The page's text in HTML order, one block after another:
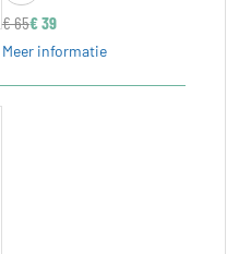
€65€39
Meer informatie